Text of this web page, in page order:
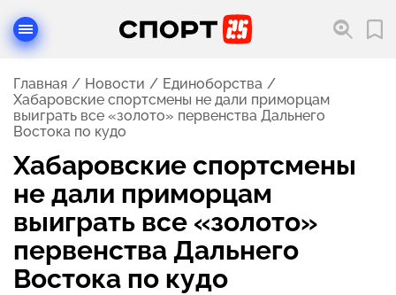
Главная Новости
Единоборства
Хабаровские спортсмены не дали приморцам
выиграть все «золото» первенства Дальнего
Востока по кудо
Хабаровские спортсмены
не дали приморцам
выиграть все «золото»
первенства Дальнего
Востока по кудо